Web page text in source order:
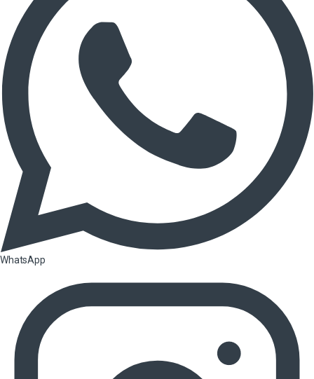
WhatsApp